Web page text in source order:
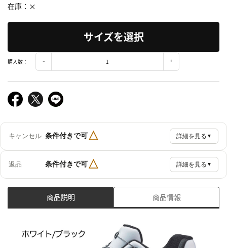
在庫 ×
サイズを選択
購入数：
キャンセル 条件付きで可△ 詳細を見る ▼
返品 条件付きで可△ 詳細を見る ▼
商品説明 商品情報